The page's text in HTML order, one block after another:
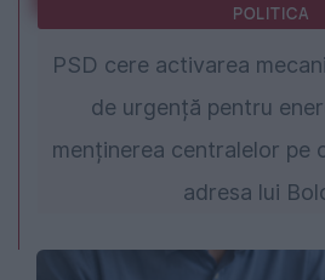
POLITICA
PSD cere activarea
de urgență pentru
menținerea centralelor pe
adresa lui